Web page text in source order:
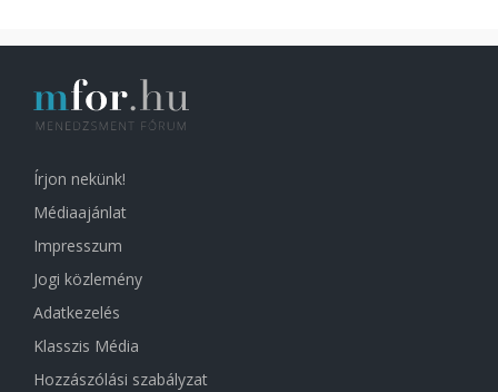
Írjon nekünk!
Médiaajánlat
Impresszum
Jogi közlemény
Adatkezelés
Klasszis Média
Hozzászólási szabályzat